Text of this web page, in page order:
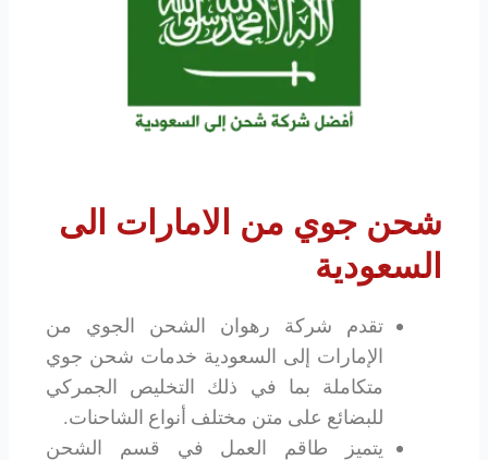
شحن جوي من الامارات الى
السعودية
تقدم شركة رهوان الشحن الجوي من
الإمارات إلى السعودية خدمات شحن جوي
متكاملة بما في ذلك التخليص الجمركي
للبضائع على متن مختلف أنواع الشاحنات.
يتميز طاقم العمل في قسم الشحن